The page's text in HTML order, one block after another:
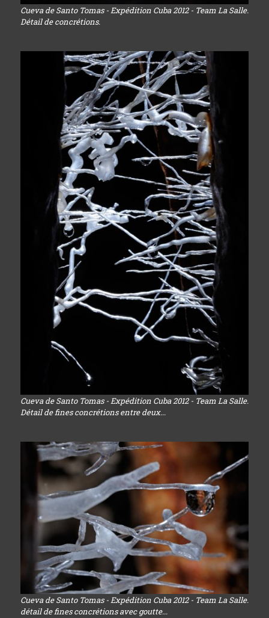
Cueva de Santo Tomas - Expédition Cuba 2012 - Team La Salle.
Détail de concrétions.
Cueva de Santo Tomas - Expédition Cuba 2012 - Team La Salle.
Détail de fines concrétions entre deux...
Cueva de Santo Tomas - Expédition Cuba 2012 - Team La Salle.
détail de fines concrétions avec goutte...